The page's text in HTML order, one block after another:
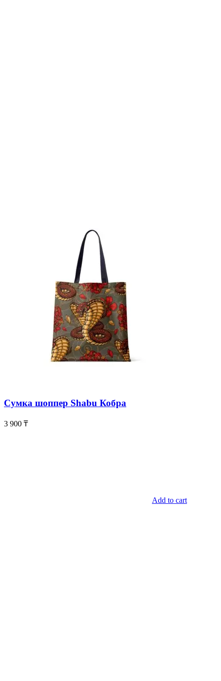
Сумка шоппер Shabu Кобра
3 900 ₸
Add to cart